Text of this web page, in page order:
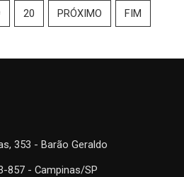
20 PRÓXIMO FIM
353 - Barão Geraldo
857 - Campinas/SP